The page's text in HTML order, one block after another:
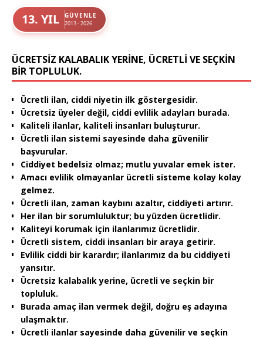
13. YIL GÜVENLE
2013 - 2026
ÜCRETSIZ KALABALIK YERINE, ÜCRETLI VE SEÇKIN
BIR TOPLULUK.
Ücretli ilan, ciddi niyetin ilk göstergesidir.
Ücretsiz üyeler değil, ciddi evlilik adayları burada.
Kaliteli ilanlar, kaliteli insanları buluşturur.
Ücretli ilan sistemi sayesinde daha güvenilir
başvurular.
Ciddiyet bedelsiz olmaz; mutlu yuvalar emek ister.
Amacı evlilik olmayanlar ücretli sisteme kolay kolay
gelmez.
Ücretli ilan, zaman kaybını azaltır, ciddiyeti artırır.
Her ilan bir sorumluluktur; bu yüzden ücretlidir.
Kaliteyi korumak için ilanlarımız ücretlidir.
Ücretli sistem, ciddi insanları bir araya getirir.
Evlilik ciddi bir karardır; ilanlarımız da bu ciddiyeti
yansıtır.
Ücretsiz kalabalık yerine, ücretli ve seçkin bir
topluluk.
Burada amaç ilan vermek değil, doğru eş adayına
ulaşmaktır.
Ücretli ilanlar sayesinde daha güvenilir ve seçkin